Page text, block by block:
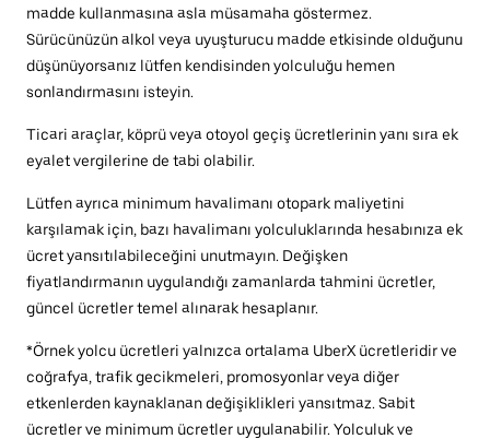
madde kullanmasına asla müsamaha göstermez.
Sürücünüzün alkol veya uyuşturucu madde etkisinde olduğunu
düşünüyorsanız lütfen kendisinden yolculuğu hemen
sonlandırmasını isteyin.
Ticari araçlar, köprü veya otoyol geçiş ücretlerinin yanı sıra ek
eyalet vergilerine de tabi olabilir.
Lütfen ayrıca minimum havalimanı otopark maliyetini
karşılamak için, bazı havalimanı yolculuklarında hesabınıza ek
ücret yansıtılabileceğini unutmayın. Değişken
fiyatlandırmanın uygulandığı zamanlarda tahmini ücretler,
güncel ücretler temel alınarak hesaplanır.
*Örnek yolcu ücretleri yalnızca ortalama UberX ücretleridir ve
coğrafya, trafik gecikmeleri, promosyonlar veya diğer
etkenlerden kaynaklanan değişiklikleri yansıtmaz. Sabit
ücretler ve minimum ücretler uygulanabilir. Yolculuk ve